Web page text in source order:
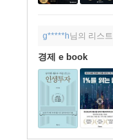
g*****h님의 리스트
경제 e book